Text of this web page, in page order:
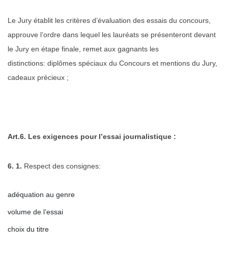
Le Jury établit les critères d’évaluation des essais du concours,
approuve l’ordre dans lequel les lauréats se présenteront devant
le Jury en étape finale, remet aux gagnants les
distinctions: diplômes spéciaux du Concours et mentions du Jury,
cadeaux précieux ;
Art.6. Les exigences pour l’essai journalistique :
6. 1. Respect des consignes:
adéquation au genre
volume de l’essai
choix du titre